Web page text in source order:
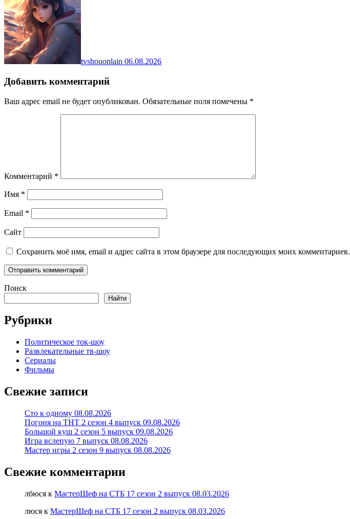
tvshouonlain 06.08.2026
Добавить комментарий
Ваш адрес email не будет опубликован. Обязательные поля помечены *
Комментарий *
Имя *
Email *
Сайт
Сохранить моё имя, email и адрес сайта в этом браузере для последующих моих комментариев.
Поиск
Найти
Рубрики
Политическое ток-шоу
Развлекательные тв-шоу
Сериалы
Фильмы
Свежие записи
Сто к одному 08.08.2026
Погоня на ТНТ 2 сезон 4 выпуск 09.08.2026
Большой куш 2 сезон 5 выпуск 09.08.2026
Игра вслепую 7 выпуск 08.08.2026
Мастер игры 2 сезон 9 выпуск 08.08.2026
Свежие комментарии
лбюся к МастерШеф на СТБ 17 сезон 2 выпуск 08.03.2026
люся к МастерШеф на СТБ 17 сезон 2 выпуск 08.03.2026